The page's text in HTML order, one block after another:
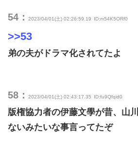
54： 2023/04/01(土) 02:26:59.19 ID:m54K5ORf0
>>53
弟の夫がドラマ化されてたよ
58： 2023/04/01(土) 02:43:17.35 ID:fu9Qfqid0
版権協力者の伊藤文學が昔、山
ないみたいな事言ってたぞ